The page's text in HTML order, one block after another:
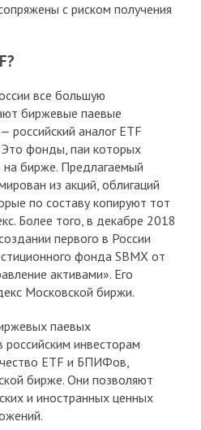
с риском получения
все большую
биржевые паевые
аналог ETF
Это фонды, паи которых
бирже. Предлагаемый
из акций, облигаций
по составу копируют тот
Более того, в декабре 2018
первого в России
фонда SBMX от
активами». Его
Московской биржи.
паевых
инвесторам
ETF и БПИФов,
бирже. Они позволяют
и иностранных ценных